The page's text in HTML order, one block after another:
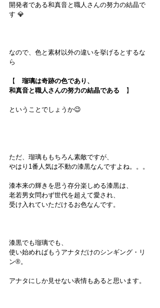
開発者である和真音と職人さんの努力の結晶で
す 💎
なので、色と素材以外の違いを挙げるとするな
ら
【 瑠璃は奇跡の色であり、
和真音と職人さんの努力の結晶である 】
ということでしょうか😉
ただ、瑠璃ももちろん素敵ですが、
やはり1番人気は不動の漆黒なんですよね。。。
漆本来の輝きを思う存分楽しめる漆黒は、
老若男女問わず世代を超えて愛され、
受け入れていただけるお色なんです。
漆黒でも瑠璃でも、
使い始めればもうアナタだけのシンギング・リ
ン®︎。
アナタにしか見せない表情もあると思います。